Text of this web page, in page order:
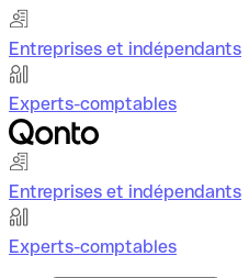
Entreprises et indépendants
Experts-comptables
Entreprises et indépendants
Experts-comptables